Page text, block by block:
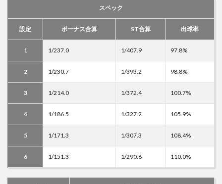
スペック
設定 ボーナス合算 ST合算 出球率
1 1/237.0 1/407.9 97.8%
2 1/230.7 1/393.2 98.8%
3 1/214.0 1/372.4 100.7%
4 1/186.5 1/327.2 105.9%
5 1/171.3 1/307.3 108.4%
6 1/151.3 1/290.6 110.0%